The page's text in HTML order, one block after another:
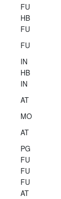
FU
HB
FU
FU
IN
HB
IN
AT
MO
AT
PG
FU
FU
FU
AT